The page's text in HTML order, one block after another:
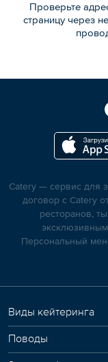
Проверьте
страницу через
Catery — сервис для
договор с Catery
ресторанов,
Персональный
Виды кейтеринга
Поводы